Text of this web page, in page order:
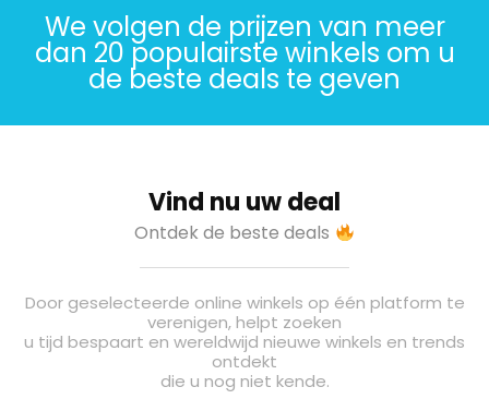
We volgen de prijzen van meer
dan 20 populairste winkels om u
de beste deals te geven
Vind nu uw deal
Ontdek de beste deals
Door geselecteerde online winkels op één platform te
verenigen, helpt zoeken
u tijd bespaart en wereldwijd nieuwe winkels en trends
ontdekt
die u nog niet kende.